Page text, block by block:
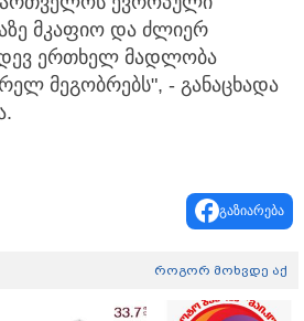
მკაფიო და ძლიერ
ერთხელ მადლობა
მეგობრებს", - განაცხადა
გაზიარება
როგორ მოხვდე აქ